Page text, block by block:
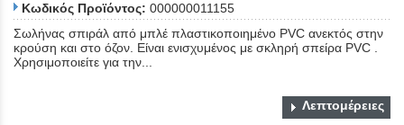
Κωδικός Προϊόντος: 000000011155
Σωλήνας σπιράλ από μπλέ πλαστικοποιημένο PVC ανεκτός στην
κρούση και στο όζον. Είναι ενισχυμένος με σκληρή σπείρα PVC .
Χρησιμοποιείτε για την...
Λεπτομέρειες